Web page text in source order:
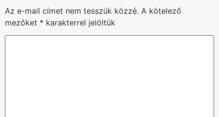
Az e-mail címet nem tesszük közzé. A kötelező
mezőket * karakterrel jelöltük